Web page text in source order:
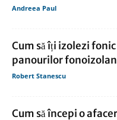
Andreea Paul
Cum să îți izolezi
panourilor
Robert Stanescu
Cum să începi o